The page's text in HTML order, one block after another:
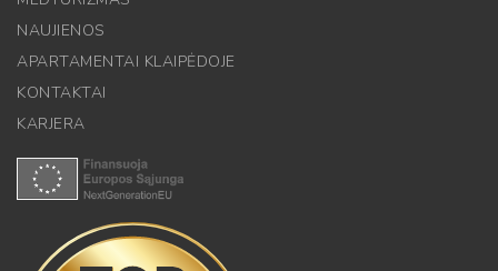
NAUJIENOS
APARTAMENTAI KLAIPĖDOJE
KONTAKTAI
KARJERA